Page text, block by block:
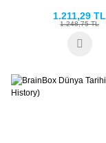
1.211,29 TL
1.248,75 TL